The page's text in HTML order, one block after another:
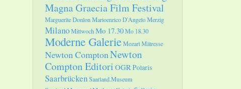
Magna Graecia Film Festival
Marguerite DonlonMarioenrico D'AngeloMerzig
MilanoMittwochMo 17.30Mo 18.30
Moderne GalerieMozartMätresse
Newton ComptonNewton
Compton Editori OGRPolaris
SaarbrückenSaarland.Museum